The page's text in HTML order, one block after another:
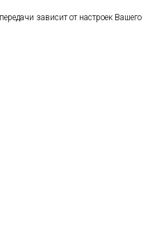
зависит от настроек Вашего